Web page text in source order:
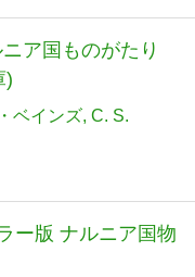
ア国ものがたり
)
ベインズ C. S.
ー版 ナルニア国物